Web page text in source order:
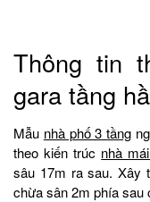
Thông tin
gara tầng
Mẫu nhà phố 3 tầng
theo kiến trúc nhà
sâu 17m ra sau. Xây
chừa sân 2m phía sau